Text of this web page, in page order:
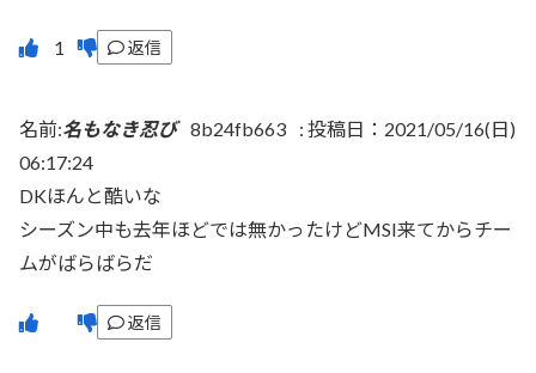
返信
名前:名もなき忍び 8b24fb663 : 投稿日：2021/05/16(日)
06:17:24
DKほんと酷いな
シーズン中も去年ほどでは無かったけどMSI来てからチー
ムがばらばらだ
返信